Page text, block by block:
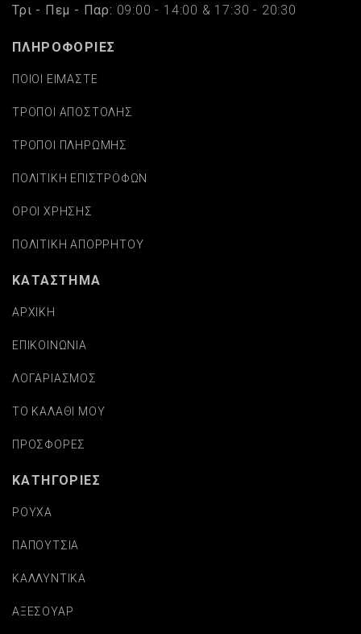
Τρι - Πεμ - Παρ: 09:00 - 14:00 & 17:30 - 20:30
ΠΛΗΡΟΦΟΡΙΕΣ
ΠΟΙΟΙ ΕΙΜΑΣΤΕ
ΤΡΟΠΟΙ ΑΠΟΣΤΟΛΗΣ
ΤΡΟΠΟΙ ΠΛΗΡΩΜΗΣ
ΠΟΛΙΤΙΚΗ ΕΠΙΣΤΡΟΦΩΝ
ΟΡΟΙ ΧΡΗΣΗΣ
ΠΟΛΙΤΙΚΗ ΑΠΟΡΡΗΤΟΥ
ΚΑΤΑΣΤΗΜΑ
ΑΡΧΙΚΗ
ΕΠΙΚΟΙΝΩΝΙΑ
ΛΟΓΑΡΙΑΣΜΟΣ
ΤΟ ΚΑΛΑΘΙ ΜΟΥ
ΠΡΟΣΦΟΡΕΣ
ΚΑΤΗΓΟΡΙΕΣ
ΡΟΥΧΑ
ΠΑΠΟΥΤΣΙΑ
ΚΑΛΛΥΝΤΙΚΑ
ΑΞΕΣΟΥΑΡ